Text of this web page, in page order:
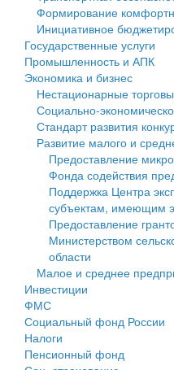
Государственные услуги
Промышленность и АПК
Экономика и бизнес
Символика
Устав
Гостям округа
Туризм
Культура
Образование
Здравоохранение
Социальная защита
Фотоальбом
муниципального округа
Администрация
Тверской области
Управление сельскими
Открытые данные
Работа с обращениями
Муниципальный контроль
Муниципальные услуги
Проекты
Антимонопольный
Противодействие
Финансовое управление
Бюджет для граждан
Имущество
Выявление
объектов недвижимости
Имущественная
среднего
Информационная
среднего
Муниципальные программы
Контрольно-счетная палата
Формирование
Инициативное
Государственные услуги
Промышленность и АПК
Экономика и бизнес
Нестационарные
Социально-
Стандарт развития
Развитие малого и
Предоставление
Фонда содействия
Поддержка Центра
субъектам, имеющим
Предоставление
Министерством
области
Малое и среднее
Инвестиции
ФМС
Социальный фонд России
Налоги
Пенсионный фонд